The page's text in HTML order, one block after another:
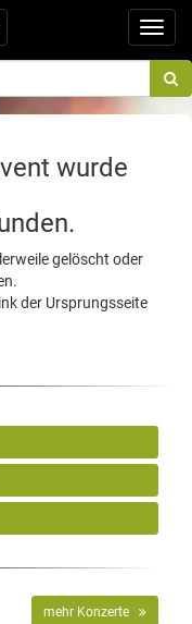
wurde
gelöscht oder
der Ursprungsseite
mehr Konzerte